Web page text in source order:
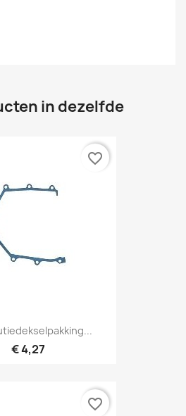
in dezelfde
€ 4,27
favorite_border
favorite_border